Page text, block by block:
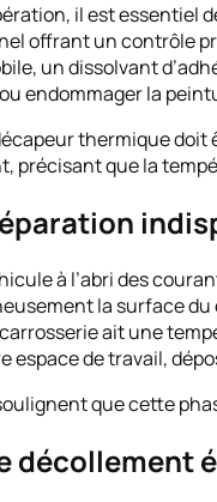
il est essentiel
offrant un contrôle
un dissolvant
endommager la
thermique
précisant que la
à l’abri des
la surface
ait une
espace de travail,
que cette
décollement